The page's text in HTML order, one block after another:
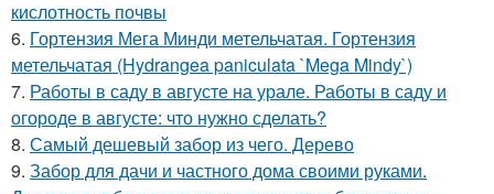
кислотность почвы
6. Гортензия Мега Минди метельчатая. Гортензия
метельчатая (Hydrangea paniculata `Mega Mindy`)
7. Работы в саду в августе на урале. Работы в саду и
огороде в августе: что нужно сделать?
8. Самый дешевый забор из чего. Дерево
9. Забор для дачи и частного дома своими руками.